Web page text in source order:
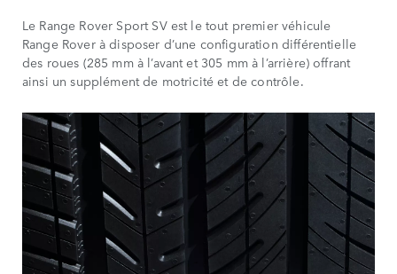
Le Range Rover Sport SV est le tout premier véhicule
Range Rover à disposer d’une configuration différentielle
des roues (285 mm à l’avant et 305 mm à l’arrière) offrant
ainsi un supplément de motricité et de contrôle.